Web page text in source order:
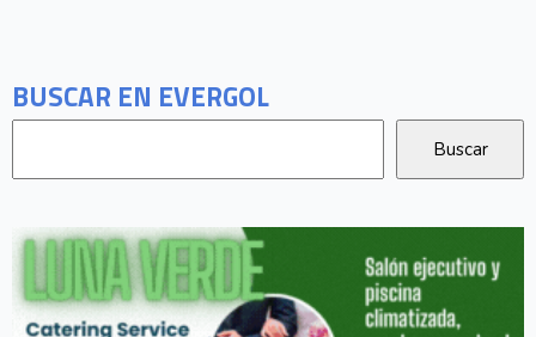
BUSCAR EN EVERGOL